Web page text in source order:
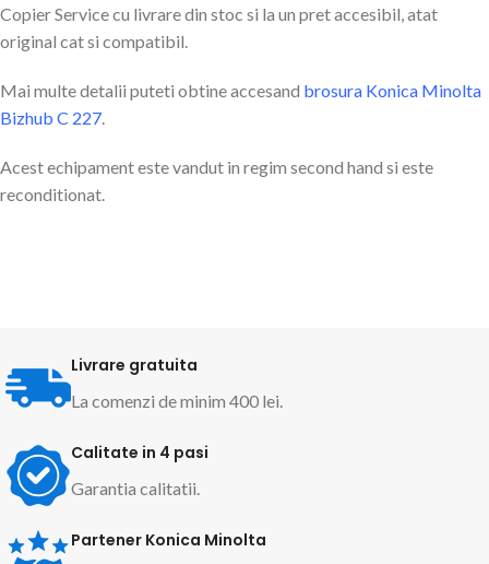
Copier Service cu livrare din stoc si la un pret accesibil, atat
original cat si compatibil.
Mai multe detalii puteti obtine accesand brosura Konica Minolta
Bizhub C 227.
Acest echipament este vandut in regim second hand si este
reconditionat.
Livrare gratuita
La comenzi de minim 400 lei.
Calitate in 4 pasi
Garantia calitatii.
Partener Konica Minolta